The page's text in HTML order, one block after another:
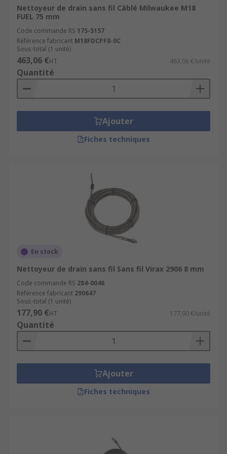
Nettoyeur de drain sans fil Câblé Milwaukee M18
FUEL 75 mm
Code commande RS 175-5157
Référence fabricant M18FDCPF8-0C
Sous-total (1 unité)
463,06 €HT 463,06 €/unité
Quantité
Ajouter
Fiches techniques
En stock
Nettoyeur de drain sans fil Sans fil Virax 2906 8 mm
Code commande RS 284-0046
Référence fabricant 290647
Sous-total (1 unité)
177,90 €HT 177,90 €/unité
Quantité
Ajouter
Fiches techniques